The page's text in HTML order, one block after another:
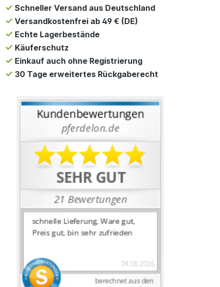
Schneller Versand aus Deutschland
Versandkostenfrei ab 49 € (DE)
Echte Lagerbestände
Käuferschutz
Einkauf auch ohne Registrierung
30 Tage erweitertes Rückgaberecht